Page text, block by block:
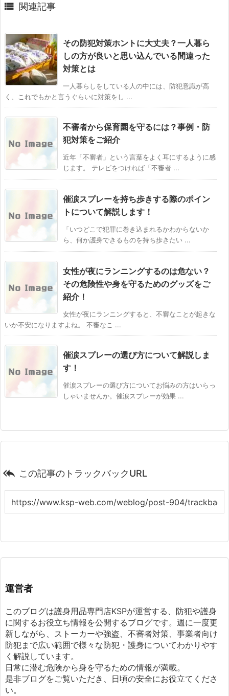
 関連記事
その防犯対策ホントに大丈夫？一人暮ら
しの方が良いと思い込んでいる間違った
対策とは
一人暮らしをしている人の中には、防犯意識が高
く、これでもかと言うぐらいに対策をし ...
不審者から保育園を守るには？事例・防
犯対策をご紹介
近年「不審者」という言葉をよく耳にするように感
じます。 テレビをつければ「不審者 ...
催涙スプレーを持ち歩きする際のポイン
トについて解説します！
「いつどこで犯罪に巻き込まれるかわからないか
ら、何か護身できるものを持ち歩きたい ...
女性が夜にランニングするのは危ない？
その危険性や身を守るためのグッズをご
紹介！
女性が夜にランニングすると、不審なことが起きな
いか不安になりますよね。 不審なこ ...
催涙スプレーの選び方について解説しま
す！
催涙スプレーの選び方についてお悩みの方はいらっ
しゃいませんか。催涙スプレーが効果 ...
 この記事のトラックバックURL
運営者
このブログは護身用品専門店KSPが運営する、防犯や護身
に関するお役立ち情報を公開するブログです。週に一度更
新しながら、ストーカーや強盗、不審者対策、事業者向け
防犯まで広い範囲で様々な防犯・護身についてわかりやす
く解説しています。
日常に潜む危険から身を守るための情報が満載。
是非ブログをご覧いただき、日頃の安全にお役立てくださ
い。